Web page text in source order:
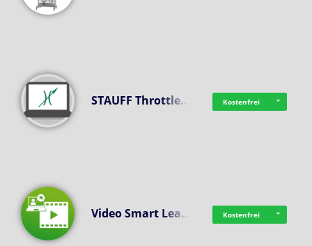
STAUFF Throttle… Kostenfrei
Video Smart Lea… Kostenfrei